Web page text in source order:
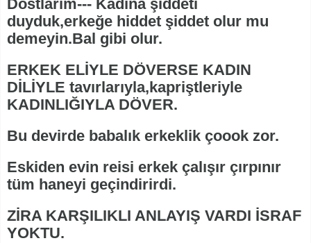
Dostlarım--- Kadına şiddeti
duyduk,erkeğe hiddet şiddet olur mu
demeyin.Bal gibi olur.
ERKEK ELİYLE DÖVERSE KADIN
DİLİYLE tavırlarıyla,kapriştleriyle
KADINLIĞIYLA DÖVER.
Bu devirde babalık erkeklik çoook zor.
Eskiden evin reisi erkek çalışır çırpınır
tüm haneyi geçindirirdi.
ZİRA KARŞILIKLI ANLAYIŞ VARDI İSRAF
YOKTU.